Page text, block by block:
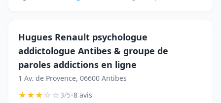
Hugues Renault psychologue
addictologue Antibes & groupe de
paroles addictions en ligne
1 Av. de Provence, 06600 Antibes
★★★☆☆3/5•8 avis